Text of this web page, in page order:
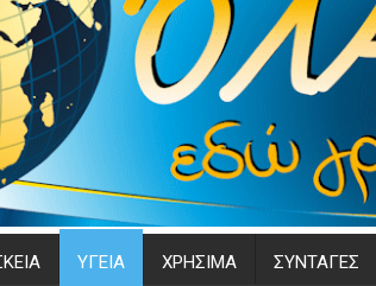
ΥΓΕΙΑ ΧΡΗΣΙΜΑ ΣΥΝΤΑΓΕΣ